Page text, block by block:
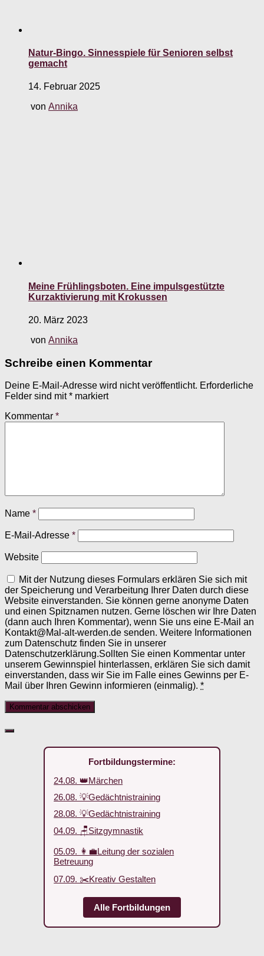
Natur-Bingo. Sinnesspiele für Senioren selbst
gemacht
14. Februar 2025
von Annika
Meine Frühlingsboten. Eine impulsgestützte
Kurzaktivierung mit Krokussen
20. März 2023
von Annika
Schreibe einen Kommentar
Deine E-Mail-Adresse wird nicht veröffentlicht. Erforderliche
Felder sind mit* markiert
Kommentar *
Name *
E-Mail-Adresse *
Website
Mit der Nutzung dieses Formulars erklären Sie sich mit
der Speicherung und Verarbeitung Ihrer Daten durch diese
Website einverstanden. Sie können gerne anonyme Daten
und einen Spitznamen nutzen. Gerne löschen wir Ihre Daten
(dann auch Ihren Kommentar), wenn Sie uns eine E-Mail an
Kontakt@Mal-alt-werden.de senden. Weitere Informationen
zum Datenschutz finden Sie in unserer
Datenschutzerklärung.Sollten Sie einen Kommentar unter
unserem Gewinnspiel hinterlassen, erklären Sie sich damit
einverstanden, dass wir Sie im Falle eines Gewinns per E-
Mail über Ihren Gewinn informieren (einmalig). *
Fortbildungstermine:
24.08. 👑Märchen
26.08. 💡Gedächtnistraining
28.08. 💡Gedächtnistraining
04.09. 🪑Sitzgymnastik
05.09. 👩‍💼Leitung der sozialen
Betreuung
07.09. ✂️Kreativ Gestalten
Alle Fortbildungen